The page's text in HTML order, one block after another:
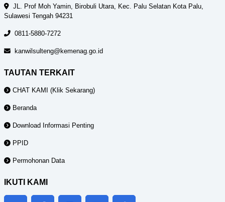
JL. Prof Moh Yamin, Birobuli Utara, Kec. Palu Selatan Kota Palu,
Sulawesi Tengah 94231
0811-5880-7272
kanwilsulteng@kemenag.go.id
TAUTAN TERKAIT
CHAT KAMI (Klik Sekarang)
Beranda
Download Informasi Penting
PPID
Permohonan Data
IKUTI KAMI